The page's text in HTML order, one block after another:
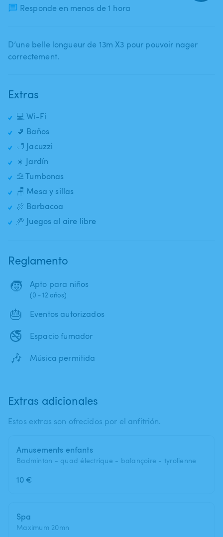
Responde en menos de 1 hora
D’une belle longueur de 13m X3 pour pouvoir nager
correctement.
Extras
💻 Wi-Fi
🚽 Baños
🛁 Jacuzzi
☀️ Jardín
⛱️ Tumbonas
🪑 Mesa y sillas
🍖 Barbacoa
🥏 Juegos al aire libre
Reglamento
🧒 Apto para niños
(0 - 12 años)
🎂 Eventos autorizados
🚭 Espacio fumador
🎶 Música permitida
Extras adicionales
Estos extras son ofrecidos por el anfitrión.
Amusements enfants
Badminton - quad électrique - balançoire - tyrolienne
10 €
Spa
Maximum 20mn